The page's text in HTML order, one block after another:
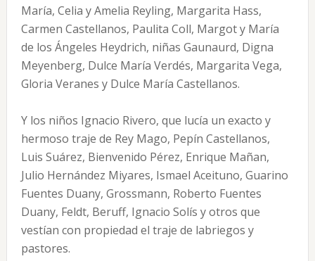
María, Celia y Amelia Reyling, Margarita Hass,
Carmen Castellanos, Paulita Coll, Margot y María
de los Ángeles Heydrich, niñas Gaunaurd, Digna
Meyenberg, Dulce María Verdés, Margarita Vega,
Gloria Veranes y Dulce María Castellanos.
Y los niños Ignacio Rivero, que lucía un exacto y
hermoso traje de Rey Mago, Pepín Castellanos,
Luis Suárez, Bienvenido Pérez, Enrique Mañan,
Julio Hernández Miyares, Ismael Aceituno, Guarino
Fuentes Duany, Grossmann, Roberto Fuentes
Duany, Feldt, Beruff, Ignacio Solís y otros que
vestían con propiedad el traje de labriegos y
pastores.